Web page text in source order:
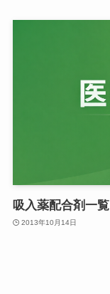
吸入薬配合剤一覧
2013年10月14日